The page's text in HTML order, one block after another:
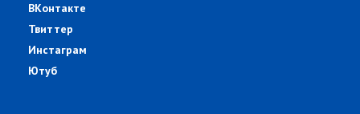
ВКонтакте
Твиттер
Инстаграм
Ютуб